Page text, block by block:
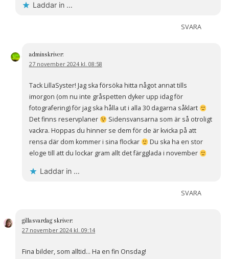
Laddar in …
SVARA
adminskriver:
27 november 2024 kl. 08:58
Tack LillaSyster! Jag ska försöka hitta något annat tills
imorgon (om nu inte gråspetten dyker upp idag för
fotografering) för jag ska hålla ut i alla 30 dagarna såklart
Det finns reservplaner
Sidensvansarna som är så otroligt
vackra. Hoppas du hinner se dem för de är kvicka på att
rensa där dom kommer i sina flockar
Du ska ha en stor
eloge till att du lockar gram allt det färgglada i november
Laddar in …
SVARA
gillasvardag skriver:
27 november 2024 kl. 09:14
Fina bilder, som alltid… Ha en fin Onsdag!